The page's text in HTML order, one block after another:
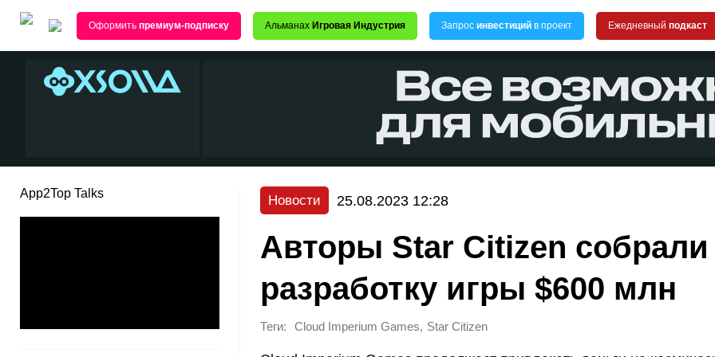
Оформить премиум-подписку Альманах Игровая Индустрия Запрос инвестиций в проект Ежедневный подкаст
App2Top Talks Новости 25.08.2023 12:28
Авторы Star Citizen собрали
разработку игры $600 млн
Теги: Cloud Imperium Games, Star Citizen